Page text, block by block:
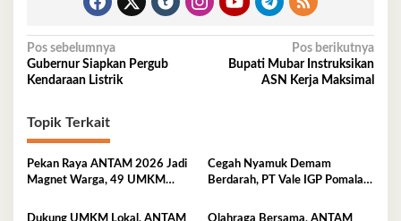
Navigasi
pos
Pos sebelumnya
Gubernur Siapkan Pergub
Kendaraan Listrik
Pos berikutnya
Bupati Mubar Instruksikan
ASN Kerja Maksimal
Topik Terkait
Pekan Raya ANTAM 2026 Jadi
Magnet Warga, 49 UMKM
Pomalaa
Cegah Nyamuk Demam
Berdarah, PT Vale IGP Pomalaa
Desa Tambea